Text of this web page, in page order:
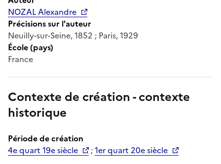
NOZAL Alexandre
Précisions sur l'auteur
Neuilly-sur-Seine, 1852 ; Paris, 1929
École (pays)
France
Contexte de création - contexte
historique
Période de création
4e quart 19e siècle
;1er quart 20e siècle